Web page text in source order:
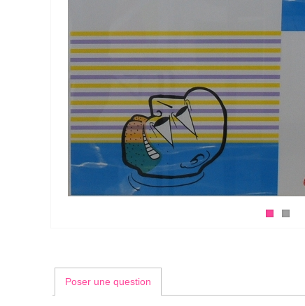
Poser une question